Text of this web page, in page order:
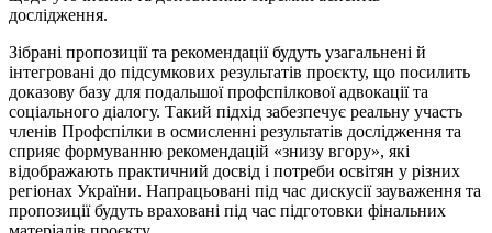
дослідження.
Зібрані пропозиції та рекомендації будуть узагальнені й
інтегровані до підсумкових результатів проєкту, що посилить
доказову базу для подальшої профспілкової адвокації та
соціального діалогу. Такий підхід забезпечує реальну участь
членів Профспілки в осмисленні результатів дослідження та
сприяє формуванню рекомендацій «знизу вгору», які
відображають практичний досвід і потреби освітян у різних
регіонах України. Напрацьовані під час дискусії зауваження та
пропозиції будуть враховані під час підготовки фінальних